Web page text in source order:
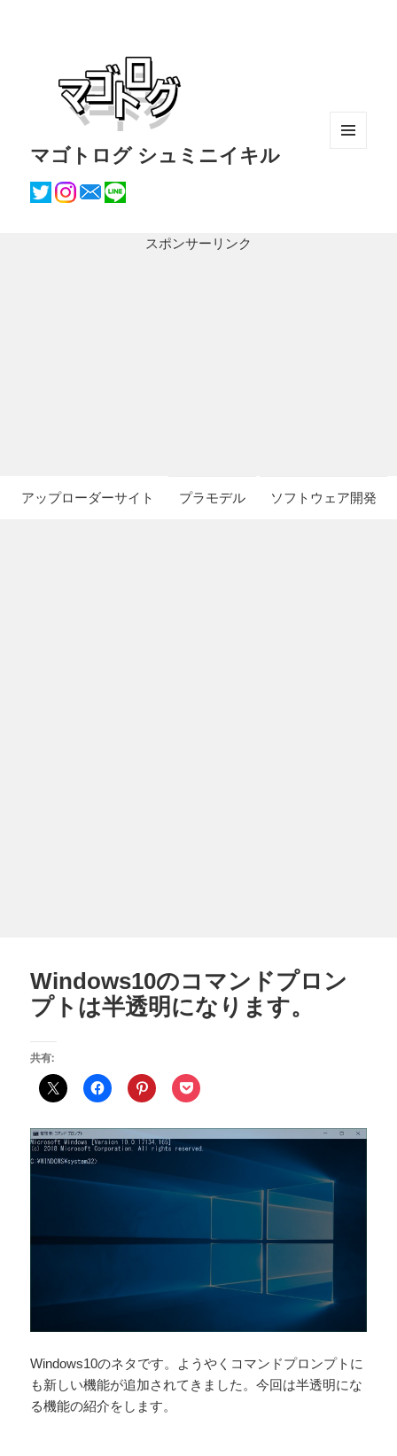
マゴトログ シュミニイキル
スポンサーリンク
アップローダーサイト プラモデル ソフトウェア開発
Windows10のコマンドプロン
プトは半透明になります。
共有:
Windows10のネタです。ようやくコマンドプロンプトに
も新しい機能が追加されてきました。今回は半透明にな
る機能の紹介をします。